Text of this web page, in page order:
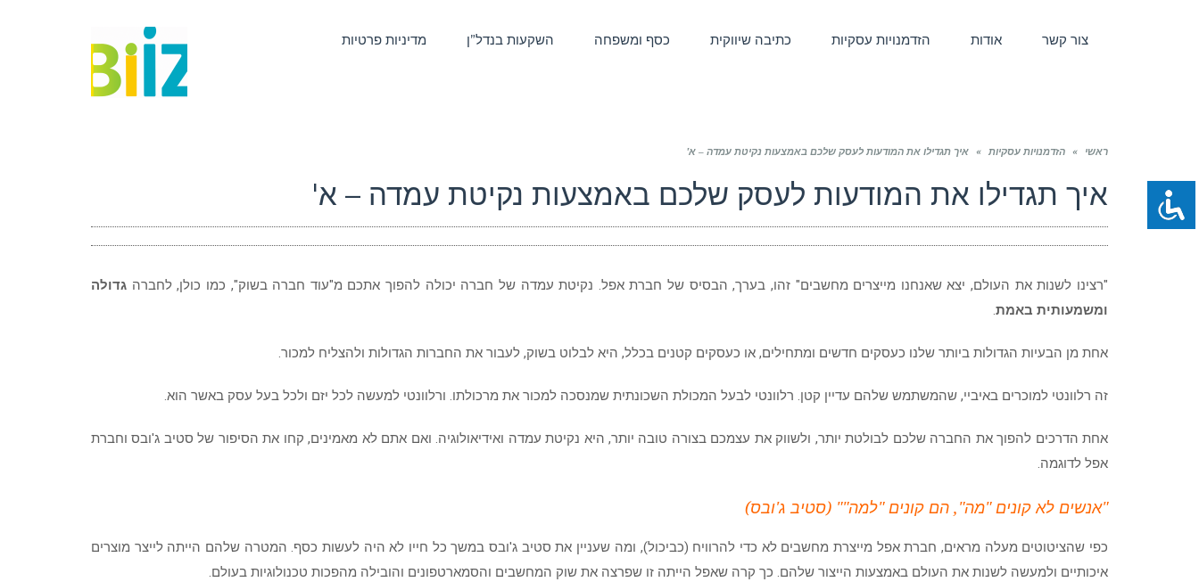
צור קשר אודות הזדמנויות עסקיות כתיבה שיווקית כסף ומשפחה השקעות בנדל”ן מדיניות פרטיות
ראשי » הזדמנויות עסקיות » איך תגדילו את המודעות לעסק שלכם באמצעות נקיטת עמדה – א'
איך תגדילו את המודעות לעסק שלכם באמצעות נקיטת עמדה – א'
"רצינו לשנות את העולם, יצא שאנחנו מייצרים מחשבים" זהו, בערך, הבסיס של חברת אפל. נקיטת עמדה של חברה יכולה להפוך אתכם מ"עוד חברה בשוק", כמו כולן, לחברה גדולה
ומשמעותית באמת.
אחת מן הבעיות הגדולות ביותר שלנו כעסקים חדשים ומתחילים, או כעסקים קטנים בכלל, היא לבלוט בשוק, לעבור את החברות הגדולות ולהצליח למכור.
זה רלוונטי למוכרים באיביי, שהמשתמש שלהם עדיין קטן. רלוונטי לבעל המכולת השכונתית שמנסכה למכור את מרכולתו. ורלוונטי למעשה לכל יזם ולכל בעל עסק באשר הוא.
אחת הדרכים להפוך את החברה שלכם לבולטת יותר, ולשווק את עצמכם בצורה טובה יותר, היא נקיטת עמדה ואידיאולוגיה. ואם אתם לא מאמינים, קחו את הסיפור של סטיב ג'ובס וחברת
אפל לדוגמה.
"אנשים לא קונים "מה", הם קונים "למה"" (סטיב ג'ובס)
כפי שהציטוטים מעלה מראים, חברת אפל מייצרת מחשבים לא כדי להרוויח (כביכול), ומה שעניין את סטיב ג'ובס במשך כל חייו לא היה לעשות כסף. המטרה שלהם הייתה לייצר מוצרים
איכותיים ולמעשה לשנות את העולם באמצעות הייצור שלהם. כך קרה שאפל הייתה זו שפרצה את שוק המחשבים והסמארטפונים והובילה מהפכות טכנולוגיות בעולם.